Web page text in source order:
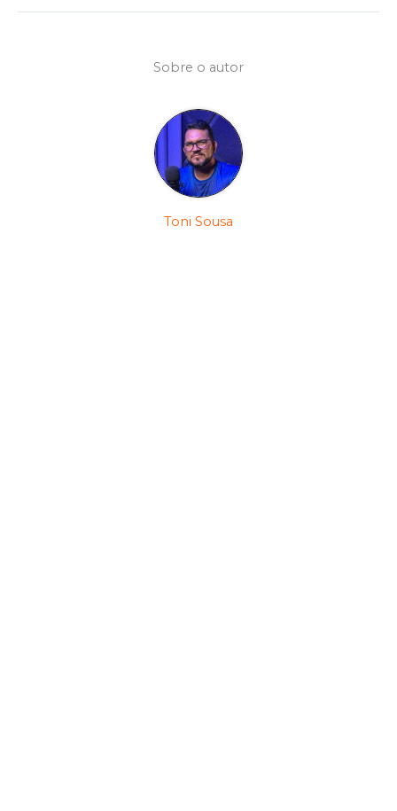
Sobre o autor
Toni Sousa